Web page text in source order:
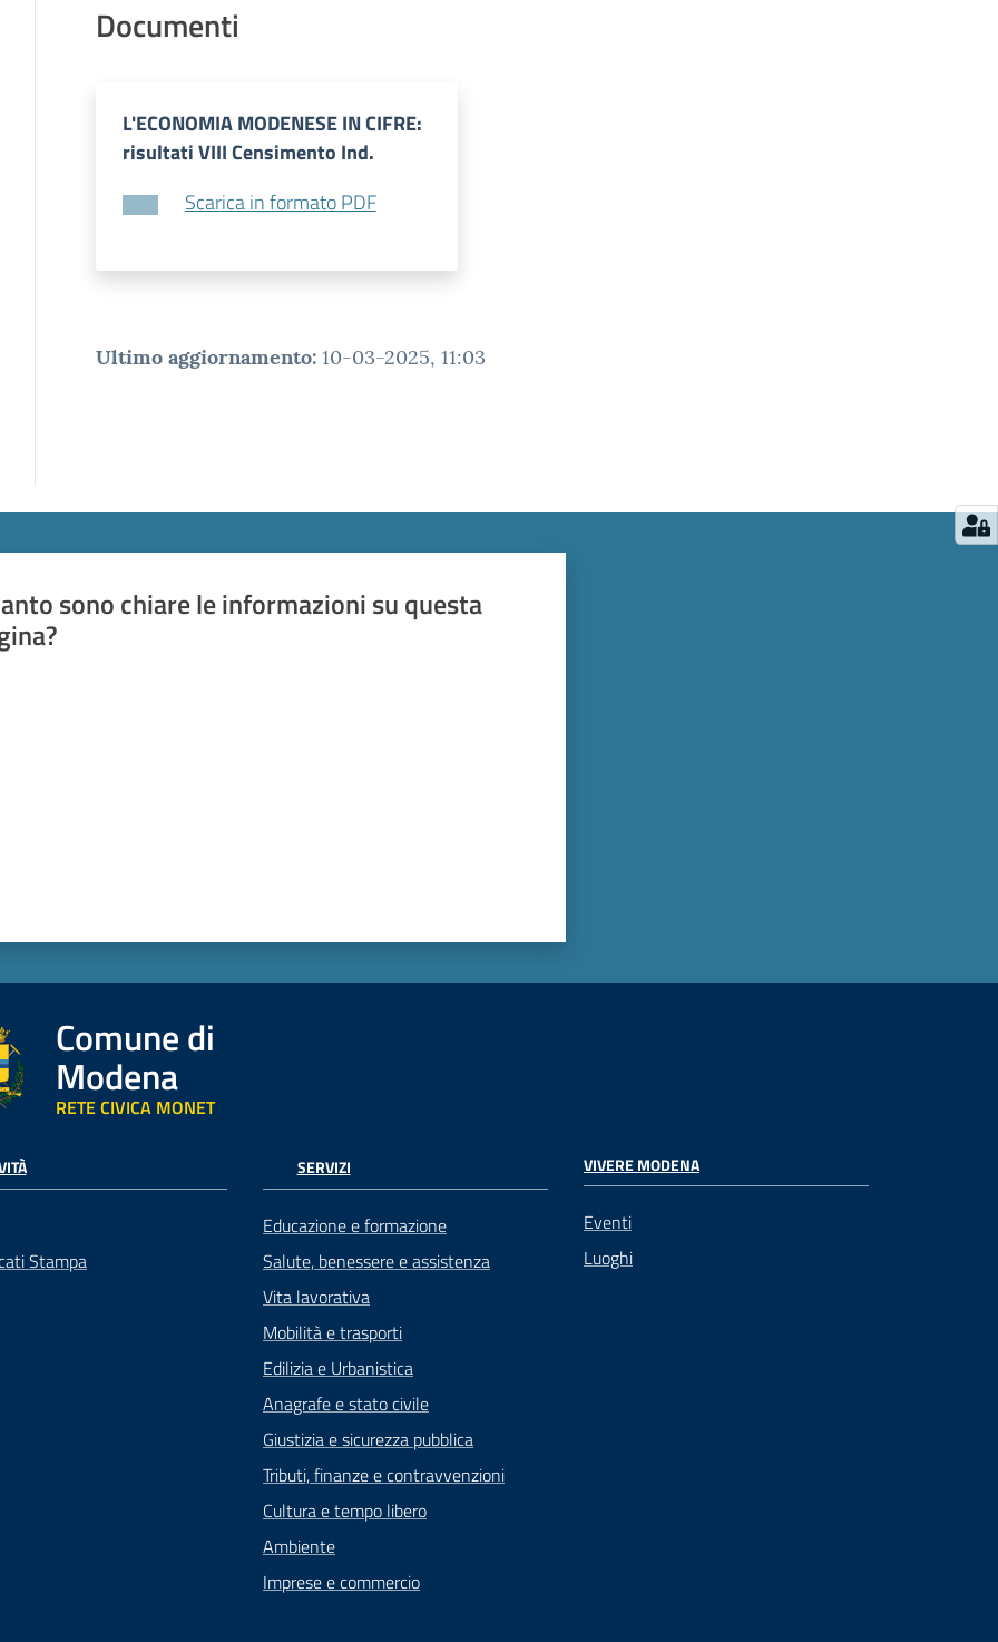
Documenti
L'ECONOMIA MODENESE IN CIFRE:
risultati VIII Censimento Ind.
Scarica in formato PDF
Ultimo aggiornamento: 10-03-2025, 11:03
sono chiare le informazioni su questa
Comune di
Modena
RETE CIVICA MONET
Stampa
SERVIZI
Educazione e formazione
Salute, benessere e assistenza
Vita lavorativa
Mobilità e trasporti
Edilizia e Urbanistica
Anagrafe e stato civile
Giustizia e sicurezza pubblica
Tributi, finanze e contravvenzioni
Cultura e tempo libero
Ambiente
Imprese e commercio
VIVERE MODENA
Eventi
Luoghi